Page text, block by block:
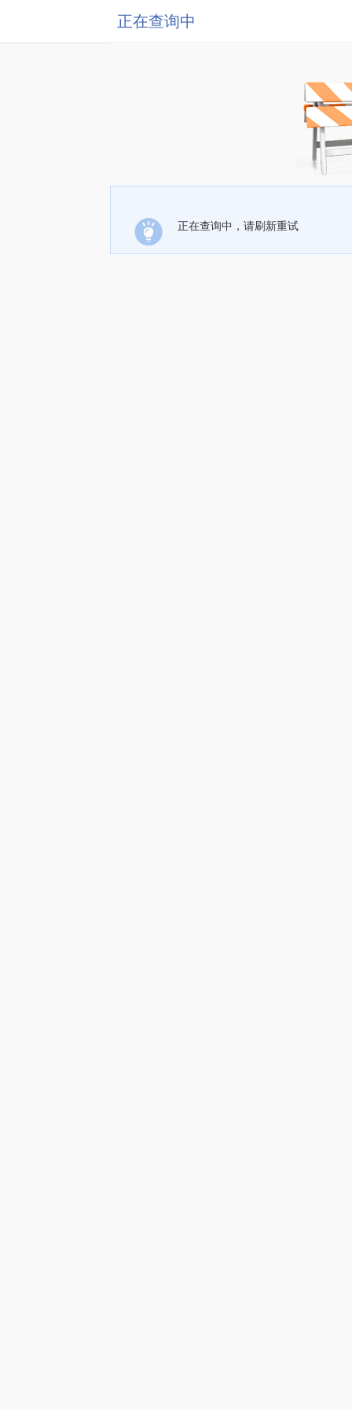
正在查询中
正在查询中，请刷新重试